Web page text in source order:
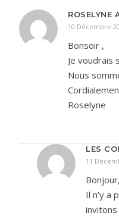
ROSELYNE
10 Décembre
Bonsoir ,
Je voudrais
Nous
Roselyne
LES
11
Bonjour,
Il n’y a